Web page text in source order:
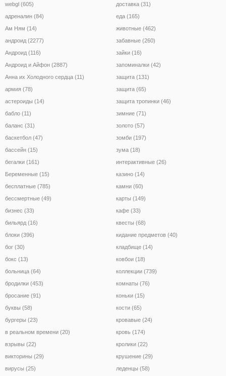
webgl (605)
адреналин (84)
Ам Ням (14)
андроид (2277)
Андроид (116)
Андроид и Айфон (2887)
Анна их Холодного сердца (11)
армия (78)
астероиды (14)
бабло (11)
баланс (31)
баскетбол (47)
бассейн (15)
бегалки (161)
Беременные (15)
бесплатные (785)
бессмертные (49)
бизнес (33)
бильярд (16)
блоки (396)
бог (30)
бокс (13)
больница (64)
бродилки (453)
бросание (91)
буквы (58)
бургеры (23)
в реальном времени (20)
взрывы (22)
викторины (29)
вирусы (25)
доставка (31)
еда (165)
животные (462)
забавные (260)
зайки (16)
запоминалки (42)
защита (131)
защита (65)
защита тропинки (46)
зимние (71)
золото (57)
зомби (197)
зума (18)
интерактивные (26)
казино (14)
камни (60)
карты (149)
кафе (33)
квесты (68)
кидание предметов (40)
кладбище (14)
ковбои (18)
коллекции (739)
комнаты (76)
коньки (15)
кости (65)
кровавые (24)
кровь (174)
кролики (22)
крушение (29)
леденцы (58)